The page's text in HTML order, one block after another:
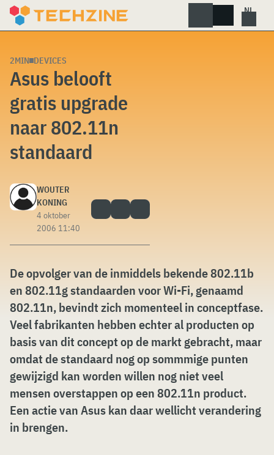
Skip
2MIN DEVICES
Asus belooft
gratis upgrade
naar 802.11n
standaard
WOUTER
KONING
4 oktober
2006 11:40
De opvolger van de inmiddels bekende 802.11b
en 802.11g standaarden voor Wi-Fi, genaamd
802.11n, bevindt zich momenteel in conceptfase.
Veel fabrikanten hebben echter al producten op
basis van dit concept op de markt gebracht, maar
omdat de standaard nog op sommmige punten
gewijzigd kan worden willen nog niet veel
mensen overstappen op een 802.11n product.
Een actie van Asus kan daar wellicht verandering
in brengen.